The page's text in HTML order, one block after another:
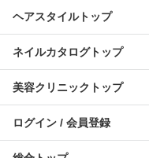
ヘアスタイルトップ
ネイルカタログトップ
美容クリニックトップ
ログイン / 会員登録